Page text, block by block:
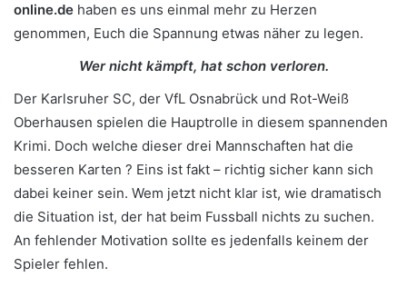
online.de haben es uns einmal mehr zu Herzen
genommen, Euch die Spannung etwas näher zu legen.
Wer nicht kämpft, hat schon verloren.
Der Karlsruher SC, der VfL Osnabrück und Rot-Weiß
Oberhausen spielen die Hauptrolle in diesem spannenden
Krimi. Doch welche dieser drei Mannschaften hat die
besseren Karten ? Eins ist fakt – richtig sicher kann sich
dabei keiner sein. Wem jetzt nicht klar ist, wie dramatisch
die Situation ist, der hat beim Fussball nichts zu suchen.
An fehlender Motivation sollte es jedenfalls keinem der
Spieler fehlen.